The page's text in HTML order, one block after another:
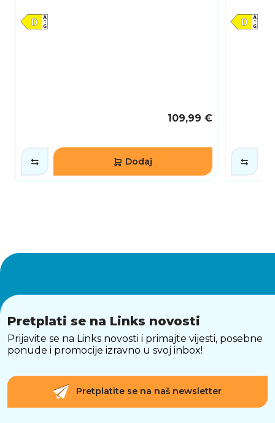
109,99 €
Dodaj
Pretplati se na Links novosti
Prijavite se na Links novosti i primajte vijesti, posebne
ponude i promocije izravno u svoj inbox!
Pretplatite se na naš newsletter